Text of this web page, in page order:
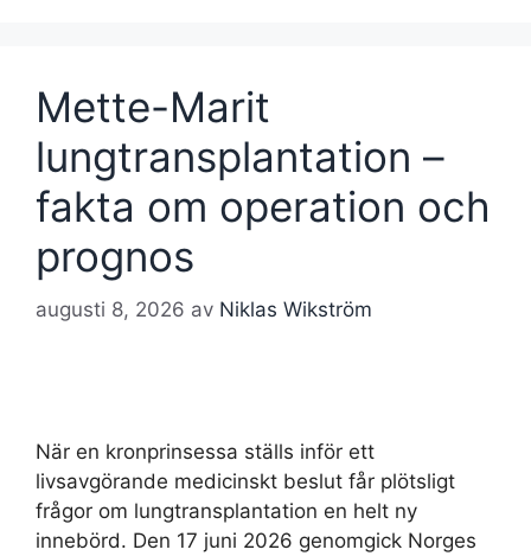
Mette-Marit
lungtransplantation –
fakta om operation och
prognos
augusti 8, 2026 av Niklas Wikström
När en kronprinsessa ställs inför ett
livsavgörande medicinskt beslut får plötsligt
frågor om lungtransplantation en helt ny
innebörd. Den 17 juni 2026 genomgick Norges